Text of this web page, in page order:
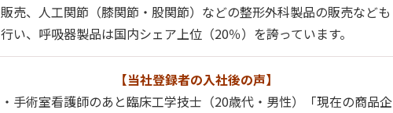
販売、人工関節（膝関節・股関節）などの整形外科製品の販売なども
行い、呼吸器製品は国内シェア上位（20％）を誇っています。
【当社登録者の入社後の声】
・手術室看護師のあと臨床工学技士（20歳代・男性）「現在の商品企